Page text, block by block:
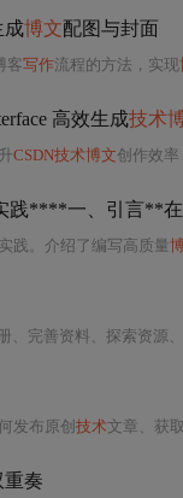
成博文配图与封面
客写作流程的方法，实现
高效生成技术
CSDN技术博文创作效
践****一、引言**在
践。介绍了编写高质量
、完善资料、探索资源、
发布原创 技术文章、获取流量推荐、
重奏